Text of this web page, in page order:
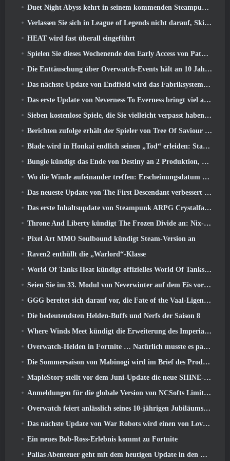
Duet Night Abyss kehrt in seinem kommenden Steampunk-Update in den Frost von Icelake zurück
Verlassen Sie sich in League of Legends nicht darauf, Skins von Drittanbietern zu erhalten
HEAT wird fast überall eingeführt
Spielen Sie dieses Wochenende den Early Access von Path of Exile 2 kostenlos
Die Enttäuschung über Overwatch-Events hält an 10 Jahresjubiläum
Das nächste Update von Endfield wird das Fabriksystem verbessern
Das erste Update von Neverness To Everness bringt viel auf den Tisch
Sieben kostenlose Spiele, die Sie vielleicht verpasst haben und die Teil des Steam Ocean Fest sind
Berichten zufolge erhält der Spieler von Tree Of Saviour einen Sonderpreis für die Ausgabe von 100.000 US-Dollar im Spiel
Blade wird in Honkai endlich seinen „Tod“ erleiden: Star Rail-Version 4.3
Bungie kündigt das Ende von Destiny an 2 Produktion, während sie sich auf die Arbeit an neuen Projekten vorbereiten
Wo die Winde aufeinander treffen: Erscheinungsdatum der Erweiterung „Imperial Palace“ bekannt gegeben
Das neueste Update von The First Descendant verbessert den Farming-Loop und aktualisiert den Onslaught-Modus
Das erste Inhaltsupdate von Steampunk ARPG Crystalfall soll auf „wichtige Spielerbedenken“ eingehen
Throne And Liberty kündigt The Frozen Divide an: Nix-Update
Pixel Art MMO Soulbound kündigt Steam-Version an
Raven2 enthüllt die „Warlord“-Klasse
World Of Tanks Heat kündigt offizielles World Of Tanks an: HEAT-Startdatum
Seien Sie im 33. Modul von Neverwinter auf dem Eis vorsichtig, Beißende Kälte
GGG bereitet sich darauf vor, die Fate of the Vaal-Ligen von Path of Exile 2 vor der Veröffentlichung von Return Of The Ancients zu verschieben
Die bedeutendsten Helden-Buffs und Nerfs der Saison 8
Where Winds Meet kündigt die Erweiterung des Imperial Palace an und teilt eine „massive“ Content-Roadmap mit
Overwatch-Helden in Fortnite … Natürlich musste es passieren
Die Sommersaison von Mabinogi wird im Brief des Produzenten enthüllt
MapleStory stellt vor dem Juni-Update die neue SHINE-Klasse vor
Anmeldungen für die globale Version von NCSofts Limit Zero Breakers „Prologue Test“ sind im Gange
Overwatch feiert anlässlich seines 10-jährigen Jubiläums „Ein Jahrzehnt der Helden“.
Das nächste Update von War Robots wird einen von Lovecraft inspirierten Scharfschützen vorstellen
Ein neues Bob-Ross-Erlebnis kommt zu Fortnite
Palias Abenteuer geht mit dem heutigen Update in den Royal Highlands weiter